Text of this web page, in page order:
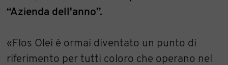
“Azienda dell'anno”.
«Flos Olei è ormai diventato un punto di
riferimento per tutti coloro che operano nel